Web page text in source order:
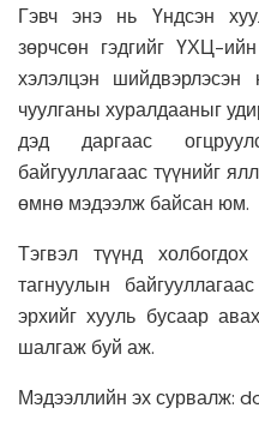
Гэвч энэ нь Үндсэн
зөрчсөн гэдгийг ҮХЦ-
хэлэлцэн
чуулганы хуралдааныг
дэд даргаас
байгууллагаас түүнийг
өмнө мэдээлж байсан юм.
Тэгвэл түүнд
тагнуулын
эрхийг хууль бусаар
шалгаж буй аж.
Мэдээллийн эх сурвалж: